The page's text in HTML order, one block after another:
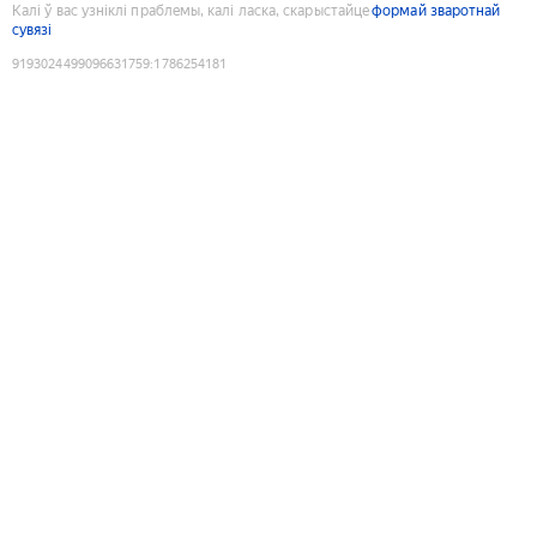
Калі ў вас узніклі праблемы, калі ласка, скарыстайцеформай зваротнай
сувязі
9193024499096631759:1786254181